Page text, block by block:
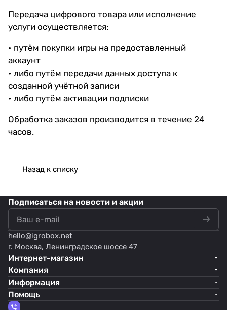
Передача цифрового товара или исполнение
услуги осуществляется:
• путём покупки игры на предоставленный
аккаунт
• либо путём передачи данных доступа к
созданной учётной записи
• либо путём активации подписки
Обработка заказов производится в течение 24
часов.
Назад к списку
Подписаться на новости и акции
hello@igrobox.net
г. Москва, Ленинградское шоссе 47
Интернет-магазин
Компания
Информация
Помощь